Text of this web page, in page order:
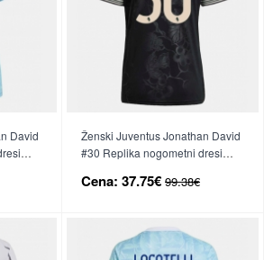
David
Ženski Juventus Jonathan David
#30 Replika nogometni dresi
Cena: 37.75€ 99.38€